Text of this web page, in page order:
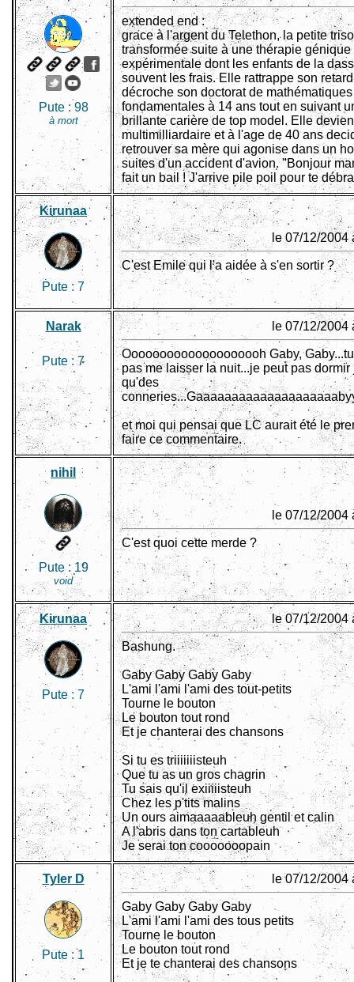
Pute : 98
à mort
extended end :
grace à l'argent du Telethon, la petite
transformée suite à une thérapie génique
expérimentale dont les enfants de la
souvent les frais. Elle rattrappe son
décroche son doctorat de mathématiques
fondamentales à 14 ans tout en suivant
brillante carière de top model. Elle
multimilliardaire et à l'age de 40 ans
retrouver sa mère qui agonise dans un
suites d'un accident d'avion. "Bonjour
fait un bail ! J'arrive pile poil pour te
Kirunaa
Pute :7
le 07/12/2004
C'est Emile qui l'a aidée à s'en sortir ?
Narak
Pute :7
le 07/12/2004
Oooooooooooooooooooh Gaby,
pas me laisser la nuit...je peut pas dormir
qu'des
et moi qui pensai que LC aurait été le
faire ce commentaire.
nihil
Pute : 19
void
le 07/12/2004
C'est quoi cette merde ?
Kirunaa
Pute : 7
le 07/12/2004
Bashung.
Gaby Gaby Gaby Gaby
L'ami l'ami l'ami des tout-petits
Tourne le bouton
Le bouton tout rond
Et je chanterai des chansons
Si tu es triiiiiiisteuh
Que tu as un gros chagrin
Tu sais qu'il exiiiiisteuh
Chez les p'tits malins
Un ours aimaaaaableuh gentil et calin
A l'abris dans ton cartableuh
Je serai ton cooooooopain
Tyler D
Pute :1
le 07/12/2004
Gaby Gaby Gaby Gaby
L'ami l'ami l'ami des tous petits
Tourne le bouton
Le bouton tout rond
Et je te chanterai des chansons